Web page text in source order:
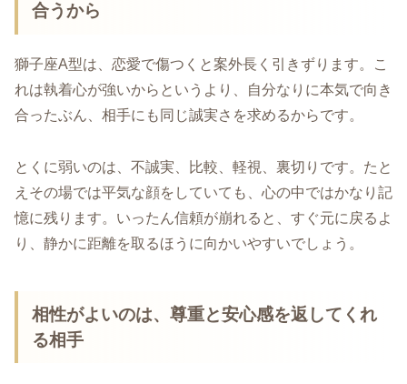
合うから
獅子座A型は、恋愛で傷つくと案外長く引きずります。こ
れは執着心が強いからというより、自分なりに本気で向き
合ったぶん、相手にも同じ誠実さを求めるからです。
とくに弱いのは、不誠実、比較、軽視、裏切りです。たと
えその場では平気な顔をしていても、心の中ではかなり記
憶に残ります。いったん信頼が崩れると、すぐ元に戻るよ
り、静かに距離を取るほうに向かいやすいでしょう。
相性がよいのは、尊重と安心感を返してくれ
る相手